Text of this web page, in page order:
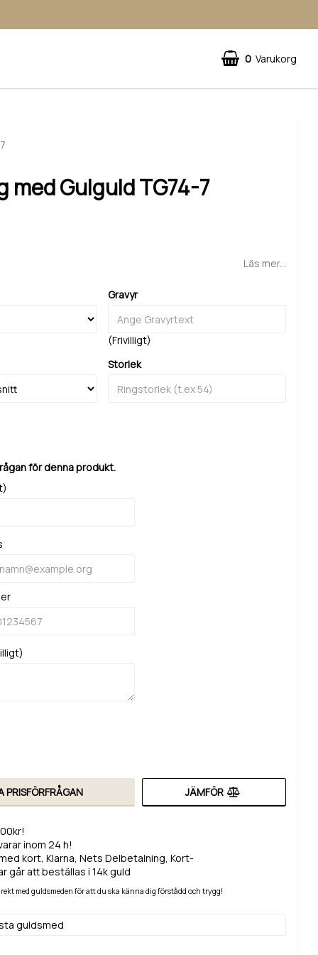
0 Varukorg
med Gulguld TG74-7
Läs mer...
Gravyr
(Frivilligt)
Storlek
för denna produkt.
PRISFÖRFRÅGAN JÄMFÖR
inom 24 h!
kort, Klarna, Nets Delbetalning, Kort-
går att beställas i 14k guld
med guldsmeden för att du ska känna dig förstådd och trygg!
guldsmed